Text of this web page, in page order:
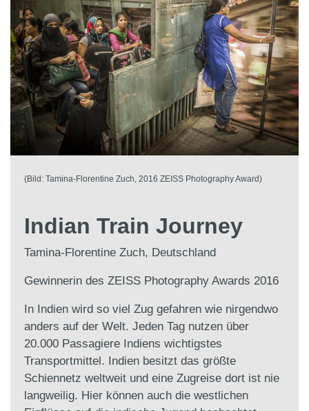
(Bild: Tamina-Florentine Zuch, 2016 ZEISS Photography Award)
Indian Train Journey
Tamina-Florentine Zuch, Deutschland
Gewinnerin des ZEISS Photography Awards 2016
In Indien wird so viel Zug gefahren wie nirgendwo
anders auf der Welt. Jeden Tag nutzen über
20.000 Passagiere Indiens wichtigstes
Transportmittel. Indien besitzt das größte
Schiennetz weltweit und eine Zugreise dort ist nie
langweilig. Hier können auch die westlichen